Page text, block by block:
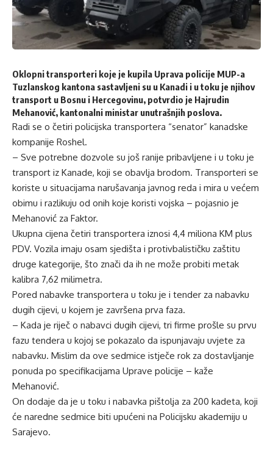
Oklopni transporteri koje je kupila Uprava policije MUP-a
Tuzlanskog kantona sastavljeni su u Kanadi i u toku je njihov
transport u Bosnu i Hercegovinu, potvrdio je Hajrudin
Mehanović, kantonalni ministar unutrašnjih poslova.
Radi se o četiri policijska transportera “senator” kanadske
kompanije Roshel.
– Sve potrebne dozvole su još ranije pribavljene i u toku je
transport iz Kanade, koji se obavlja brodom. Transporteri se
koriste u situacijama narušavanja javnog reda i mira u većem
obimu i razlikuju od onih koje koristi vojska – pojasnio je
Mehanović za Faktor.
Ukupna cijena četiri transportera iznosi 4,4 miliona KM plus
PDV. Vozila imaju osam sjedišta i protivbalističku zaštitu
druge kategorije, što znači da ih ne može probiti metak
kalibra 7,62 milimetra.
Pored nabavke transportera u toku je i tender za nabavku
dugih cijevi, u kojem je završena prva faza.
– Kada je riječ o nabavci dugih cijevi, tri firme prošle su prvu
fazu tendera u kojoj se pokazalo da ispunjavaju uvjete za
nabavku. Mislim da ove sedmice istječe rok za dostavljanje
ponuda po specifikacijama Uprave policije – kaže
Mehanović.
On dodaje da je u toku i nabavka pištolja za 200 kadeta, koji
će naredne sedmice biti upućeni na Policijsku akademiju u
Sarajevo.